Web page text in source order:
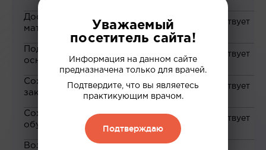
Доступ к закрытым
материалам
Подборка материалов на
основе ваших интересов
Сохранение материалов в
закладки
Сохранение прогресса по
обучению
Возможность зарабатывать
Уважаемый
посетитель сайта!
Информация на данном сайте
предназначена только для врачей.
Подтвердите, что вы являетесь
практикующим врачом.
Подтверждаю